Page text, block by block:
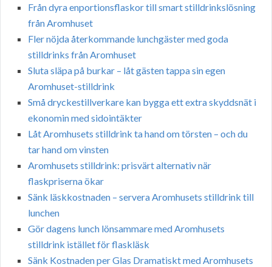
Från dyra enportionsflaskor till smart stilldrinkslösning
från Aromhuset
Fler nöjda återkommande lunchgäster med goda
stilldrinks från Aromhuset
Sluta släpa på burkar – låt gästen tappa sin egen
Aromhuset-stilldrink
Små dryckestillverkare kan bygga ett extra skyddsnät i
ekonomin med sidointäkter
Låt Aromhusets stilldrink ta hand om törsten – och du
tar hand om vinsten
Aromhusets stilldrink: prisvärt alternativ när
flaskpriserna ökar
Sänk läskkostnaden – servera Aromhusets stilldrink till
lunchen
Gör dagens lunch lönsammare med Aromhusets
stilldrink istället för flaskläsk
Sänk Kostnaden per Glas Dramatiskt med Aromhusets